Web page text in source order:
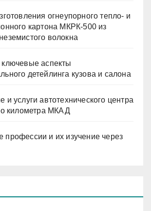
огнеупорного тепло- и
картона МКРК-500 из
волокна
аспекты
детейлинга кузова и салона
и услуги автотехнического центра
километра МКАД
и их изучение через